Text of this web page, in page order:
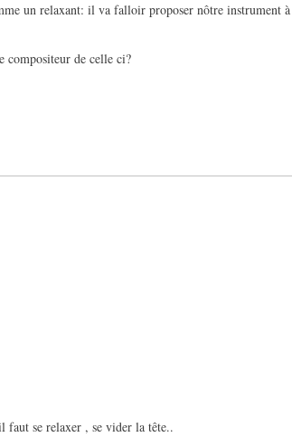
un relaxant: il va falloir proposer nôtre instrument
compositeur de celle ci?
faut se relaxer , se vider la tête..